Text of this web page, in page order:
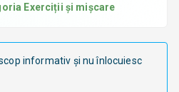
Exerciții și mișcare
informativ și nu înlocuiesc